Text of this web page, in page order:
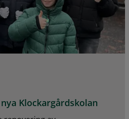
Klockargårdskolan